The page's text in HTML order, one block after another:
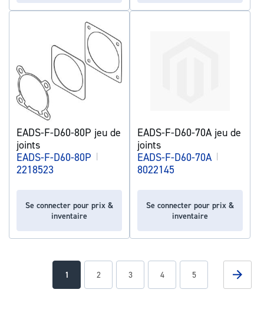
EADS-F-D60-80P jeu de
joints
EADS-F-D60-80P |
2218523
Se connecter pour prix &
inventaire
EADS-F-D60-70A jeu de
joints
EADS-F-D60-70A |
8022145
Se connecter pour prix &
inventaire
You're
1 Page
2 Page
3 Page
4 Page
5 Page